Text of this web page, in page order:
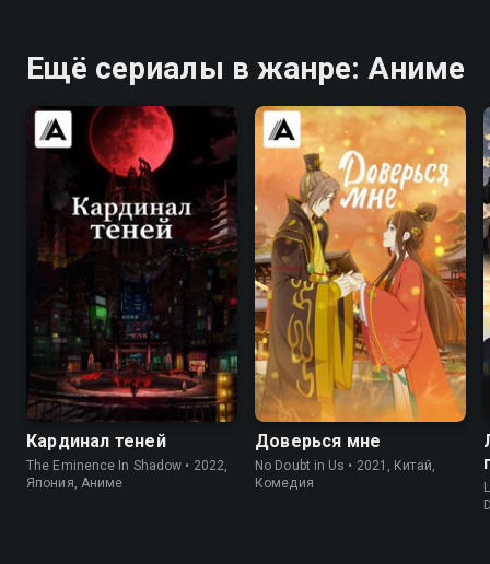
Ещё сериалы в жанре: Аниме
8.0 7.7
Кардинал теней
The Eminence In Shadow • 2022,
Япония, Аниме
7.9
Доверься мне
No Doubt in Us • 2021, Китай,
Комедия